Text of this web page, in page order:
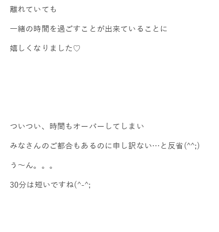
離れていても
一緒の時間を過ごすことが出来ていることに
嬉しくなりました♡
ついつい、時間もオーバーしてしまい
みなさんのご都合もあるのに申し訳ない…と反省(^^;)
う～ん。。。
30分は短いですね(^-^;